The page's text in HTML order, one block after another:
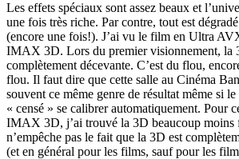
Les effets spéciaux sont assez beaux et
une fois très riche. Par contre, tout est
(encore une fois!). J’ai vu le film en Ultra
IMAX 3D. Lors du premier visionnement, la
complètement décevante. C’est du flou,
flou. Il faut dire que cette salle au Cinéma
souvent ce même genre de résultat même si
« censé » se calibrer automatiquement. Pour
IMAX 3D, j’ai trouvé la 3D beaucoup moins
n’empêche pas le fait que la 3D est
(et en général pour les films, sauf pour les